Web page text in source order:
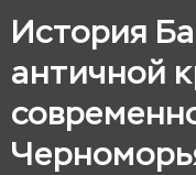
История
античной